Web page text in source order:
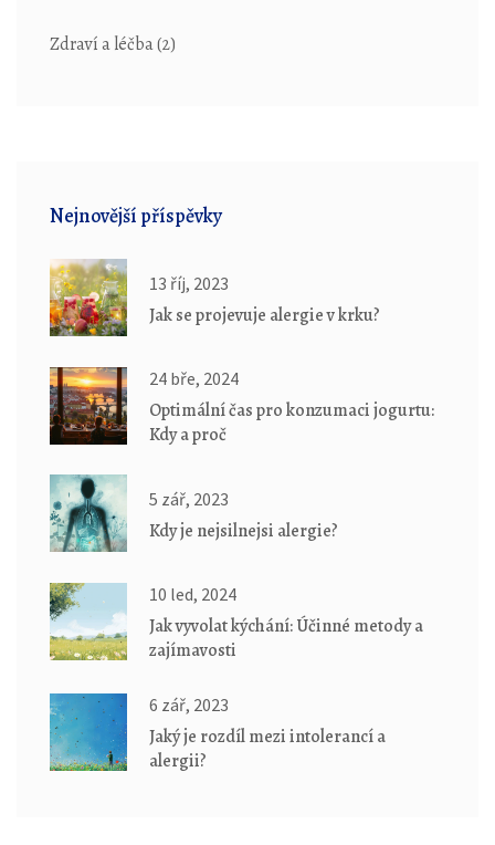
Zdraví a léčba(2)
Nejnovější příspěvky
13 říj, 2023
Jak se projevuje alergie v krku?
24 bře, 2024
Optimální čas pro konzumaci jogurtu:
Kdy a proč
5 zář, 2023
Kdy je nejsilnejsi alergie?
10 led, 2024
Jak vyvolat kýchání: Účinné metody a
zajímavosti
6 zář, 2023
Jaký je rozdíl mezi intolerancí a
alergii?